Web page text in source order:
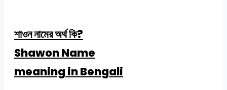
শাওন নামের অর্থ কি?
Shawon Name
meaning in Bengali